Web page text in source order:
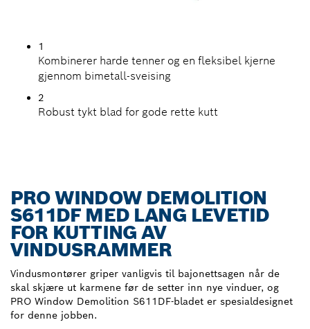
1
Kombinerer harde tenner og en fleksibel kjerne
gjennom bimetall-sveising
2
Robust tykt blad for gode rette kutt
PRO WINDOW DEMOLITION
S611DF MED LANG LEVETID
FOR KUTTING AV
VINDUSRAMMER
Vindusmontører griper vanligvis til bajonettsagen når de
skal skjære ut karmene før de setter inn nye vinduer, og
PRO Window Demolition S611DF-bladet er spesialdesignet
for denne jobben.